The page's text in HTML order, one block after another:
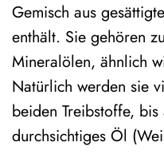
Gemisch aus
enthält. Sie gehören
Mineralölen, ähnlich
Natürlich werden sie
beiden Treibstoffe,
durchsichtiges Öl